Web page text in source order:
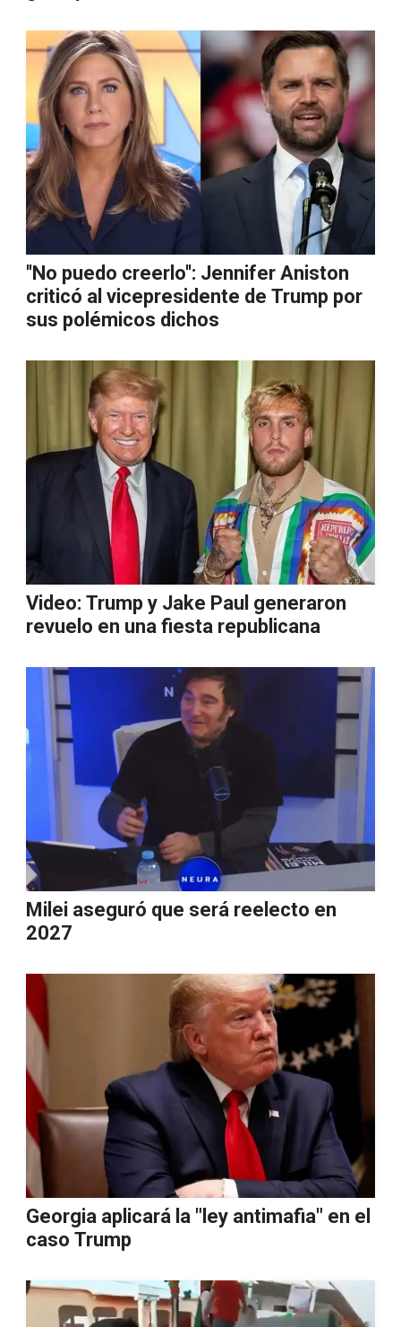
''No puedo creerlo'': Jennifer Aniston
criticó al vicepresidente de Trump por
sus polémicos dichos
Video: Trump y Jake Paul generaron
revuelo en una fiesta republicana
Milei aseguró que será reelecto en
2027
Georgia aplicará la "ley antimafia" en el
caso Trump